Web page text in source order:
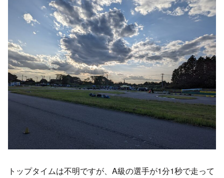
トップタイムは不明ですが、A級の選手が1分1秒で走って